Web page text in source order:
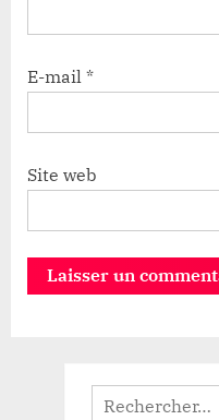
E-mail *
Site web
Rechercher :